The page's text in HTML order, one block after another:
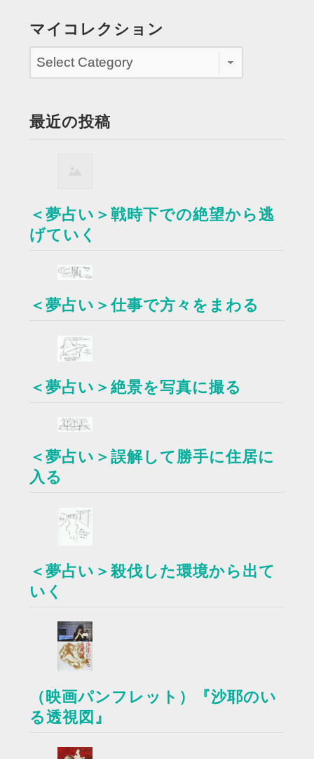
マイコレクション
最近の投稿
＜夢占い＞戦時下での絶望から逃
げていく
＜夢占い＞仕事で方々をまわる
＜夢占い＞絶景を写真に撮る
＜夢占い＞誤解して勝手に住居に
入る
＜夢占い＞殺伐した環境から出て
いく
（映画パンフレット）『沙耶のい
る透視図』